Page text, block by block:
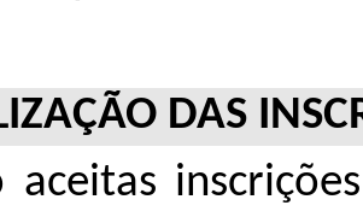
DAS
aceitas